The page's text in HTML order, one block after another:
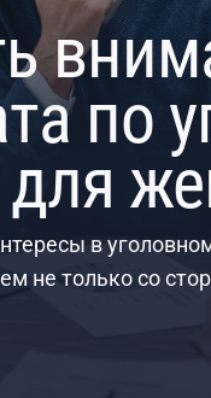
отдых, а